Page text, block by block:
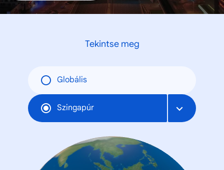
Tekintse meg
Globális
Szingapúr